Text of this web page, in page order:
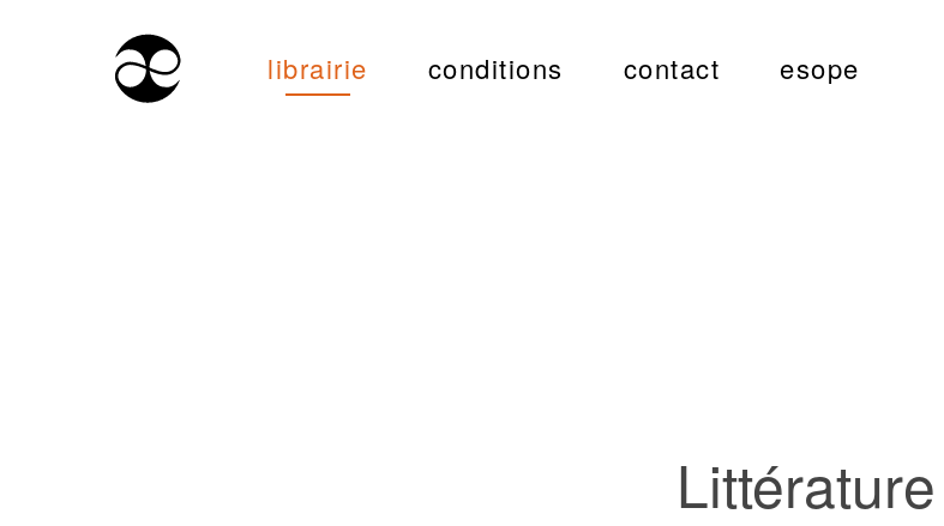
librairie conditions contact esope
Littérature